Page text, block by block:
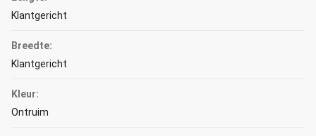
Klantgericht
Breedte:
Klantgericht
Kleur:
Ontruim